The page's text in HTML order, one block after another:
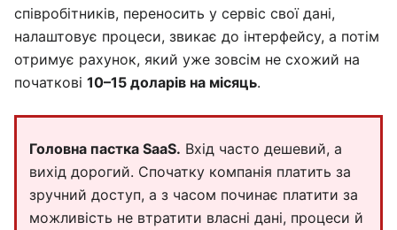
співробітників, переносить у сервіс свої дані,
налаштовує процеси, звикає до інтерфейсу, а потім
отримує рахунок, який уже зовсім не схожий на
початкові 10–15 доларів на місяць.
Головна пастка SaaS. Вхід часто дешевий, а
вихід дорогий. Спочатку компанія платить за
зручний доступ, а з часом починає платити за
можливість не втратити власні дані, процеси й